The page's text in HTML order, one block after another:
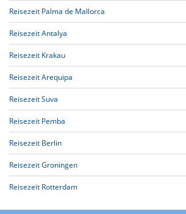
Reisezeit Palma de Mallorca
Reisezeit Antalya
Reisezeit Krakau
Reisezeit Arequipa
Reisezeit Suva
Reisezeit Pemba
Reisezeit Berlin
Reisezeit Groningen
Reisezeit Rotterdam